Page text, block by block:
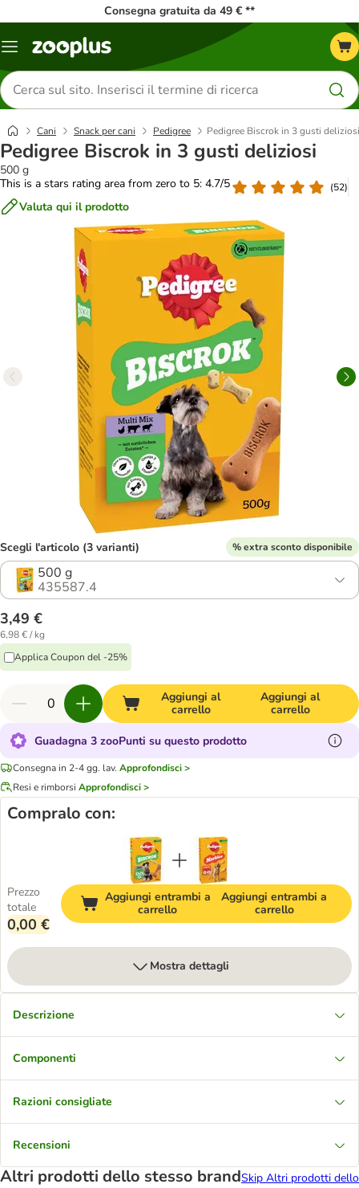
Consegna gratuita da 49 € **
Overview
Cerca
prodotti
Cani Snack per cani Pedigree Pedigree Biscrok in 3 gusti deliziosi
Pedigree Biscrok in 3 gusti deliziosi
500 g
This is a stars rating area from zero to 5: 4.7/5
(52)
Valuta qui il prodotto
Scegli l'articolo (3 varianti) % extra sconto disponibile
500 g
435587.4
3,49 €
6,98 € / kg
Applica Coupon del -25%
Aggiungi al
carrello
Aggiungi al
carrello
Guadagna 3 zooPunti su questo prodotto
Consegna in 2-4 gg. lav. Approfondisci >
Resi e rimborsi Approfondisci >
Compralo con:
Prezzo
totale
0,00 €
Aggiungi entrambi a
carrello
Aggiungi entrambi a
carrello
Mostra dettagli
Descrizione
Componenti
Razioni consigliate
Recensioni
Altri prodotti dello stesso brandSkip Altri prodotti dello